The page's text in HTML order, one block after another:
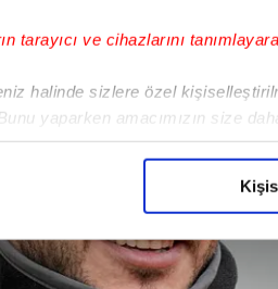
tarayıcı ve cihazlarını
halinde sizlere özel
yaparken amacımızın size
elimizden gelen çabayı
sunabilmek için İnternet